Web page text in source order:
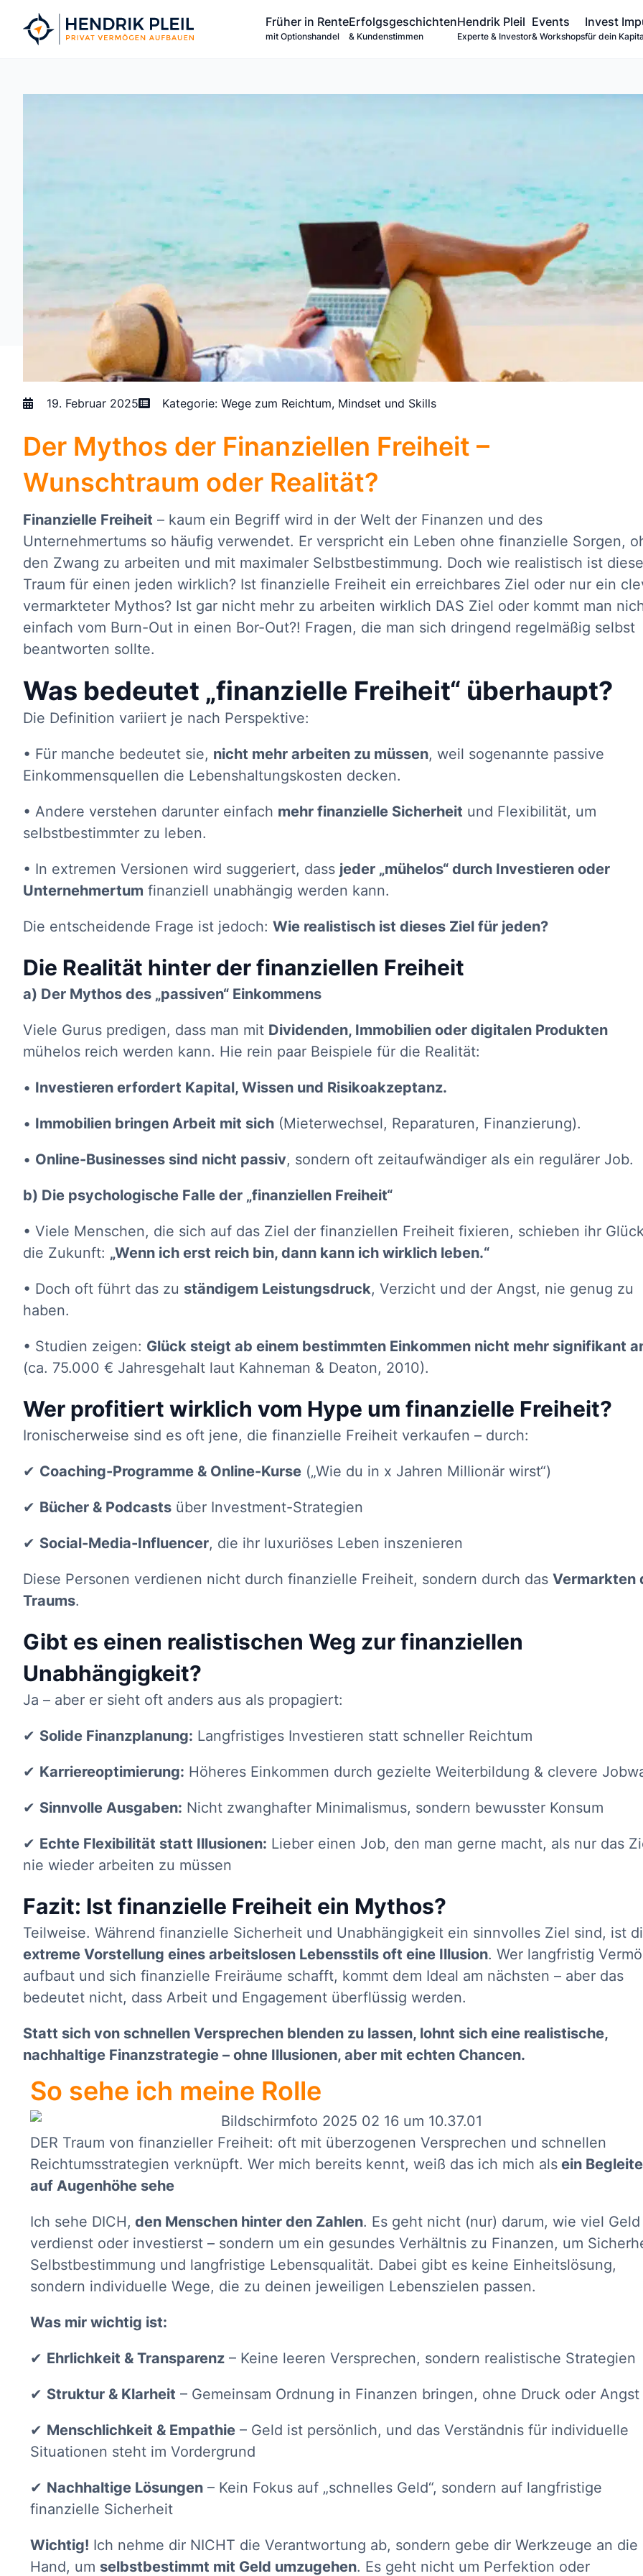
Inhalt
Früher in Rente
mit Optionshandel
Erfolgsgeschichten
& Kundenstimmen
Hendrik Pleil
Experte & Investor
Events
& Workshops
Invest
für dein
19. Februar 2025 Kategorie: Wege zum Reichtum, Mindset und Skills
Der Mythos der Finanziellen Freiheit –
Wunschtraum oder Realität?
Finanzielle Freiheit – kaum ein Begriff wird in der Welt der Finanzen und des
Unternehmertums so häufig verwendet. Er verspricht ein Leben ohne finanzielle Sorgen,
den Zwang zu arbeiten und mit maximaler Selbstbestimmung. Doch wie realistisch ist
Traum für einen jeden wirklich? Ist finanzielle Freiheit ein erreichbares Ziel oder nur ein
vermarkteter Mythos? Ist gar nicht mehr zu arbeiten wirklich DAS Ziel oder kommt man
einfach vom Burn-Out in einen Bor-Out?! Fragen, die man sich dringend regelmäßig selbst
beantworten sollte.
Was bedeutet „finanzielle Freiheit“ überhaupt?
Die Definition variiert je nach Perspektive:
• Für manche bedeutet sie, nicht mehr arbeiten zu müssen, weil sogenannte passive
Einkommensquellen die Lebenshaltungskosten decken.
• Andere verstehen darunter einfach mehr finanzielle Sicherheit und Flexibilität, um
selbstbestimmter zu leben.
• In extremen Versionen wird suggeriert, dass jeder „mühelos“ durch Investieren oder
Unternehmertum finanziell unabhängig werden kann.
Die entscheidende Frage ist jedoch: Wie realistisch ist dieses Ziel für jeden?
Die Realität hinter der finanziellen Freiheit
a) Der Mythos des „passiven“ Einkommens
Viele Gurus predigen, dass man mit Dividenden, Immobilien oder digitalen Produkten
mühelos reich werden kann. Hie rein paar Beispiele für die Realität:
• Investieren erfordert Kapital, Wissen und Risikoakzeptanz.
• Immobilien bringen Arbeit mit sich (Mieterwechsel, Reparaturen, Finanzierung).
• Online-Businesses sind nicht passiv, sondern oft zeitaufwändiger als ein regulärer Job.
b) Die psychologische Falle der „finanziellen Freiheit“
• Viele Menschen, die sich auf das Ziel der finanziellen Freiheit fixieren, schieben ihr
die Zukunft: „Wenn ich erst reich bin, dann kann ich wirklich leben.“
• Doch oft führt das zu ständigem Leistungsdruck, Verzicht und der Angst, nie genug zu
haben.
• Studien zeigen: Glück steigt ab einem bestimmten Einkommen nicht mehr signifikant
(ca. 75.000 € Jahresgehalt laut Kahneman & Deaton, 2010).
Wer profitiert wirklich vom Hype um finanzielle Freiheit?
Ironischerweise sind es oft jene, die finanzielle Freiheit verkaufen – durch:
✔ Coaching-Programme & Online-Kurse („Wie du in x Jahren Millionär wirst“)
✔ Bücher & Podcasts über Investment-Strategien
✔ Social-Media-Influencer, die ihr luxuriöses Leben inszenieren
Diese Personen verdienen nicht durch finanzielle Freiheit, sondern durch das Vermarkten
Traums.
Gibt es einen realistischen Weg zur finanziellen
Unabhängigkeit?
Ja – aber er sieht oft anders aus als propagiert:
✔ Solide Finanzplanung: Langfristiges Investieren statt schneller Reichtum
✔ Karriereoptimierung: Höheres Einkommen durch gezielte Weiterbildung & clevere
✔ Sinnvolle Ausgaben: Nicht zwanghafter Minimalismus, sondern bewusster Konsum
✔ Echte Flexibilität statt Illusionen: Lieber einen Job, den man gerne macht, als nur das
nie wieder arbeiten zu müssen
Fazit: Ist finanzielle Freiheit ein Mythos?
Teilweise. Während finanzielle Sicherheit und Unabhängigkeit ein sinnvolles Ziel sind, ist
extreme Vorstellung eines arbeitslosen Lebensstils oft eine Illusion. Wer langfristig
aufbaut und sich finanzielle Freiräume schafft, kommt dem Ideal am nächsten – aber das
bedeutet nicht, dass Arbeit und Engagement überflüssig werden.
Statt sich von schnellen Versprechen blenden zu lassen, lohnt sich eine realistische,
nachhaltige Finanzstrategie – ohne Illusionen, aber mit echten Chancen.
So sehe ich meine Rolle
DER Traum von finanzieller Freiheit: oft mit überzogenen Versprechen und schnellen
Reichtumsstrategien verknüpft. Wer mich bereits kennt, weiß das ich mich als ein
auf Augenhöhe sehe
Ich sehe DICH, den Menschen hinter den Zahlen. Es geht nicht (nur) darum, wie viel
verdienst oder investierst – sondern um ein gesundes Verhältnis zu Finanzen, um
Selbstbestimmung und langfristige Lebensqualität. Dabei gibt es keine Einheitslösung,
sondern individuelle Wege, die zu deinen jeweiligen Lebenszielen passen.
Was mir wichtig ist:
✔ Ehrlichkeit & Transparenz – Keine leeren Versprechen, sondern realistische Strategien
✔ Struktur & Klarheit – Gemeinsam Ordnung in Finanzen bringen, ohne Druck oder Angst
✔ Menschlichkeit & Empathie – Geld ist persönlich, und das Verständnis für individuelle
Situationen steht im Vordergrund
✔ Nachhaltige Lösungen – Kein Fokus auf „schnelles Geld“, sondern auf langfristige
finanzielle Sicherheit
Wichtig! Ich nehme dir NICHT die Verantwortung ab, sondern gebe dir Werkzeuge an die
Hand, um selbstbestimmt mit Geld umzugehen. Es geht nicht um Perfektion oder